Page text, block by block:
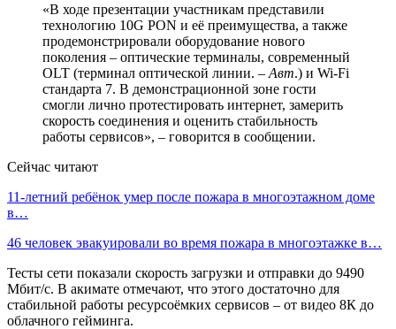
«В ходе презентации участникам представили
технологию 10G PON и её преимущества, а также
продемонстрировали оборудование нового
поколения – оптические терминалы, современный
OLT (терминал оптической линии. – Авт.) и Wi-Fi
стандарта 7. В демонстрационной зоне гости
смогли лично протестировать интернет, замерить
скорость соединения и оценить стабильность
работы сервисов», – говорится в сообщении.
Сейчас читают
11-летний ребёнок умер после пожара в многоэтажном доме
в…
46 человек эвакуировали во время пожара в многоэтажке в…
Тесты сети показали скорость загрузки и отправки до 9490
Мбит/с. В акимате отмечают, что этого достаточно для
стабильной работы ресурсоёмких сервисов – от видео 8К до
облачного гейминга.